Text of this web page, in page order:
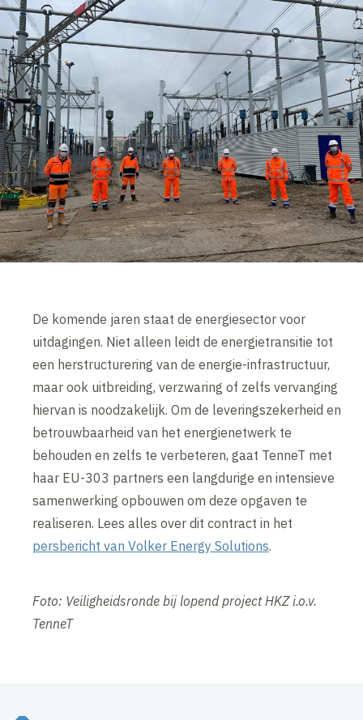
De komende jaren staat de energiesector voor
uitdagingen. Niet alleen leidt de energietransitie tot
een herstructurering van de energie-infrastructuur,
maar ook uitbreiding, verzwaring of zelfs vervanging
hiervan is noodzakelijk. Om de leveringszekerheid en
betrouwbaarheid van het energienetwerk te
behouden en zelfs te verbeteren, gaat TenneT met
haar EU-303 partners een langdurige en intensieve
samenwerking opbouwen om deze opgaven te
realiseren. Lees alles over dit contract in het
persbericht van Volker Energy Solutions.
Foto: Veiligheidsronde bij lopend project HKZ i.o.v.
TenneT